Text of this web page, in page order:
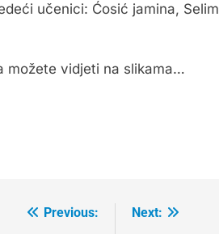
učenici: Ćosić jamina,
možete vidjeti na slikama…
Previous:
Next: